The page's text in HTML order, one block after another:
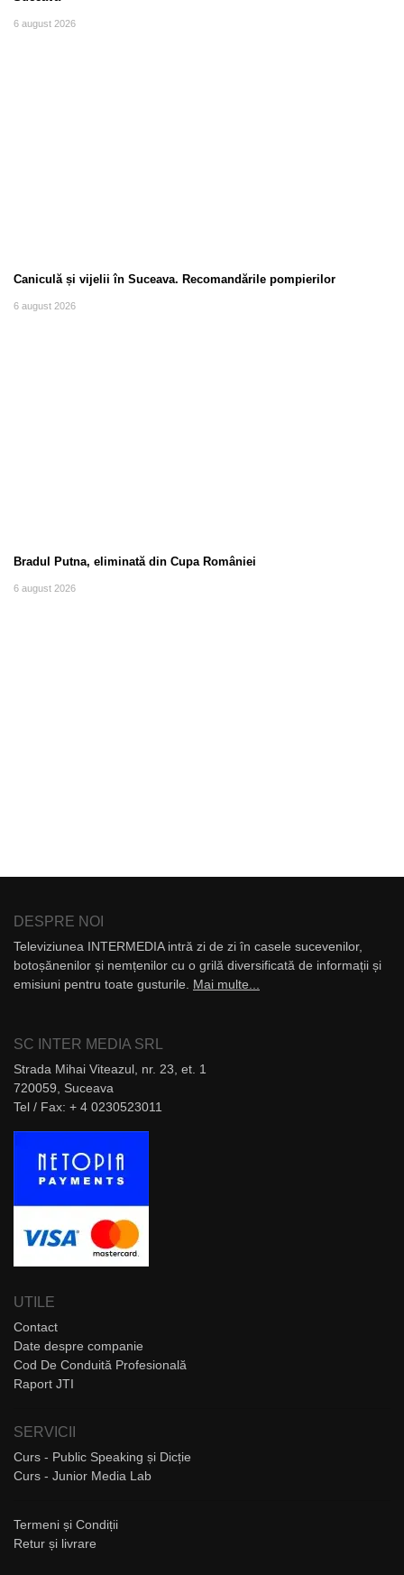
6 august 2026
Caniculă și vijelii în Suceava. Recomandările pompierilor
6 august 2026
Bradul Putna, eliminată din Cupa României
6 august 2026
DESPRE NOI
Televiziunea INTERMEDIA intră zi de zi în casele sucevenilor,
botoșănenilor și nemțenilor cu o grilă diversificată de informații și
emisiuni pentru toate gusturile. Mai multe...
SC INTER MEDIA SRL
Strada Mihai Viteazul, nr. 23, et. 1
720059, Suceava
Tel / Fax: + 4 0230523011
UTILE
Contact
Date despre companie
Cod De Conduită Profesională
Raport JTI
SERVICII
Curs - Public Speaking și Dicție
Curs - Junior Media Lab
Termeni și Condiții
Retur și livrare